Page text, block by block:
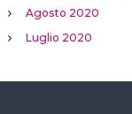
Agosto 2020
Luglio 2020